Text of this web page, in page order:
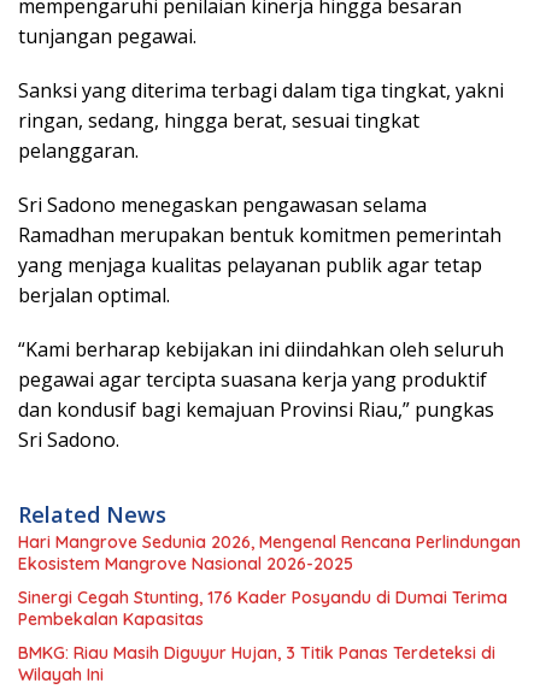
mempengaruhi penilaian kinerja hingga besaran
tunjangan pegawai.
Sanksi yang diterima terbagi dalam tiga tingkat, yakni
ringan, sedang, hingga berat, sesuai tingkat
pelanggaran.
Sri Sadono menegaskan pengawasan selama
Ramadhan merupakan bentuk komitmen pemerintah
yang menjaga kualitas pelayanan publik agar tetap
berjalan optimal.
“Kami berharap kebijakan ini diindahkan oleh seluruh
pegawai agar tercipta suasana kerja yang produktif
dan kondusif bagi kemajuan Provinsi Riau,” pungkas
Sri Sadono.
Related News
Hari Mangrove Sedunia 2026, Mengenal Rencana Perlindungan
Ekosistem Mangrove Nasional 2026-2025
Sinergi Cegah Stunting, 176 Kader Posyandu di Dumai Terima
Pembekalan Kapasitas
BMKG: Riau Masih Diguyur Hujan, 3 Titik Panas Terdeteksi di
Wilayah Ini